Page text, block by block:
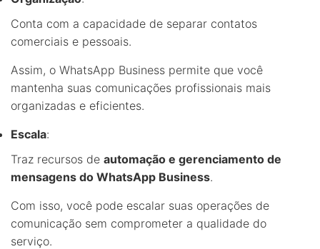
Conta com a capacidade de separar contatos
comerciais e pessoais.
Assim, o WhatsApp Business permite que você
mantenha suas comunicações profissionais mais
organizadas e eficientes.
Escala:
Traz recursos de automação e gerenciamento de
mensagens do WhatsApp Business.
Com isso, você pode escalar suas operações de
comunicação sem comprometer a qualidade do
serviço.